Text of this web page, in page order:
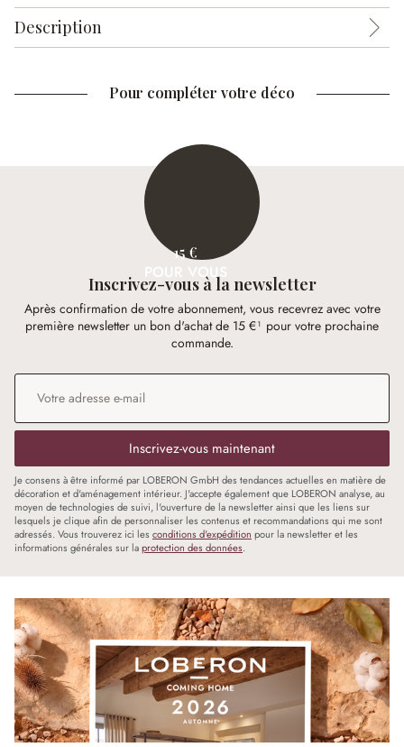
Description
Pour compléter votre déco
15 €
POUR VOUS
Inscrivez-vous à la newsletter
Après confirmation de votre abonnement, vous recevrez avec votre
première newsletter un bon d'achat de 15 €¹ pour votre prochaine
commande.
Adresse e-mail
Inscrivez-vous maintenant
Je consens à être informé par LOBERON GmbH des tendances actuelles en matière de
décoration et d'aménagement intérieur. J'accepte également que LOBERON analyse, au
moyen de technologies de suivi, l'ouverture de la newsletter ainsi que les liens sur
lesquels je clique afin de personnaliser les contenus et recommandations qui me sont
adressés. Vous trouverez ici les conditions d'expédition pour la newsletter et les
informations générales sur laprotection des données.